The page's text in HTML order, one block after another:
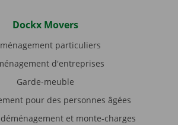
Dockx Movers
particuliers
d'entreprises
Garde-meuble
pour des personnes âgées
et monte-charges